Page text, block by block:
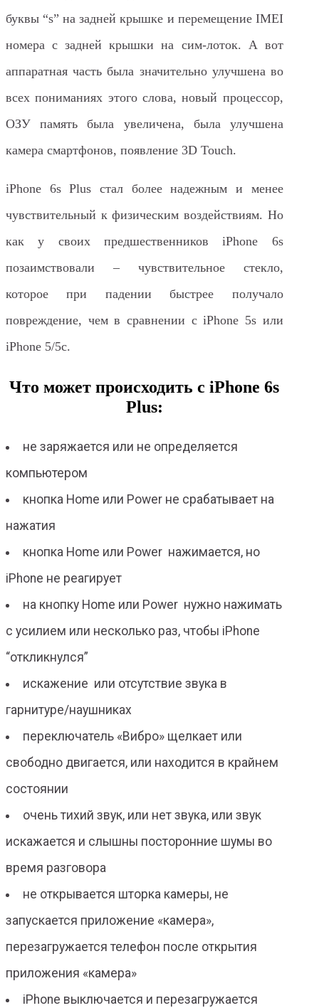
буквы “s” на задней крышке и перемещение IMEI
номера с задней крышки на сим-лоток. А вот
аппаратная часть была значительно улучшена во
всех пониманиях этого слова, новый процессор,
ОЗУ память была увеличена, была улучшена
камера смартфонов, появление 3D Touch.
iPhone 6s Plus стал более надежным и менее
чувствительный к физическим воздействиям. Но
как у своих предшественников iPhone 6s
позаимствовали – чувствительное стекло,
которое при падении быстрее получало
повреждение, чем в сравнении с iPhone 5s или
iPhone 5/5c.
Что может происходить с iPhone 6s
Plus:
не заряжается или не определяется
компьютером
кнопка Home или Power не срабатывает на
нажатия
кнопка Home или Power нажимается, но
iPhone не реагирует
на кнопку Home или Power нужно нажимать
с усилием или несколько раз, чтобы iPhone
“откликнулся”
искажение или отсутствие звука в
гарнитуре/наушниках
переключатель «Вибро» щелкает или
свободно двигается, или находится в крайнем
состоянии
очень тихий звук, или нет звука, или звук
искажается и слышны посторонние шумы во
время разговора
не открывается шторка камеры, не
запускается приложение «камера»,
перезагружается телефон после открытия
приложения «камера»
iPhone выключается и перезагружается